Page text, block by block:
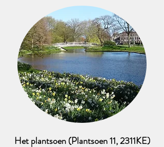
Het plantsoen (Plantsoen 11, 2311KE)